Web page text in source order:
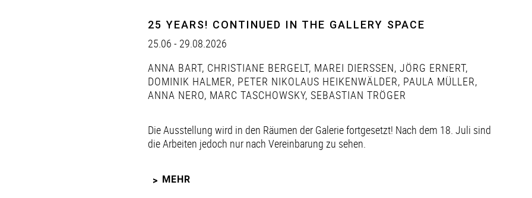
25 YEARS! CONTINUED IN THE GALLERY SPACE
25.06 - 29.08.2026
ANNA BART, CHRISTIANE BERGELT, MAREI DIERSSEN , JÖRG ERNERT,
DOMINIK HALMER, PETER NIKOLAUS HEIKENWÄLDER, PAULA MÜLLER,
ANNA NERO, MARC TASCHOWSKY, SEBASTIAN TRÖGER
Die Ausstellung wird in den Räumen der Galerie fortgesetzt! Nach dem 18. Juli sind
die Arbeiten jedoch nur nach Vereinbarung zu sehen.
MEHR